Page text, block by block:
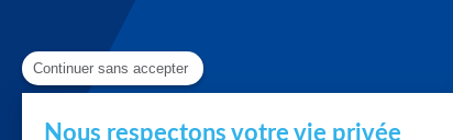
Continuer sans accepter
Nous respectons votre vie privée